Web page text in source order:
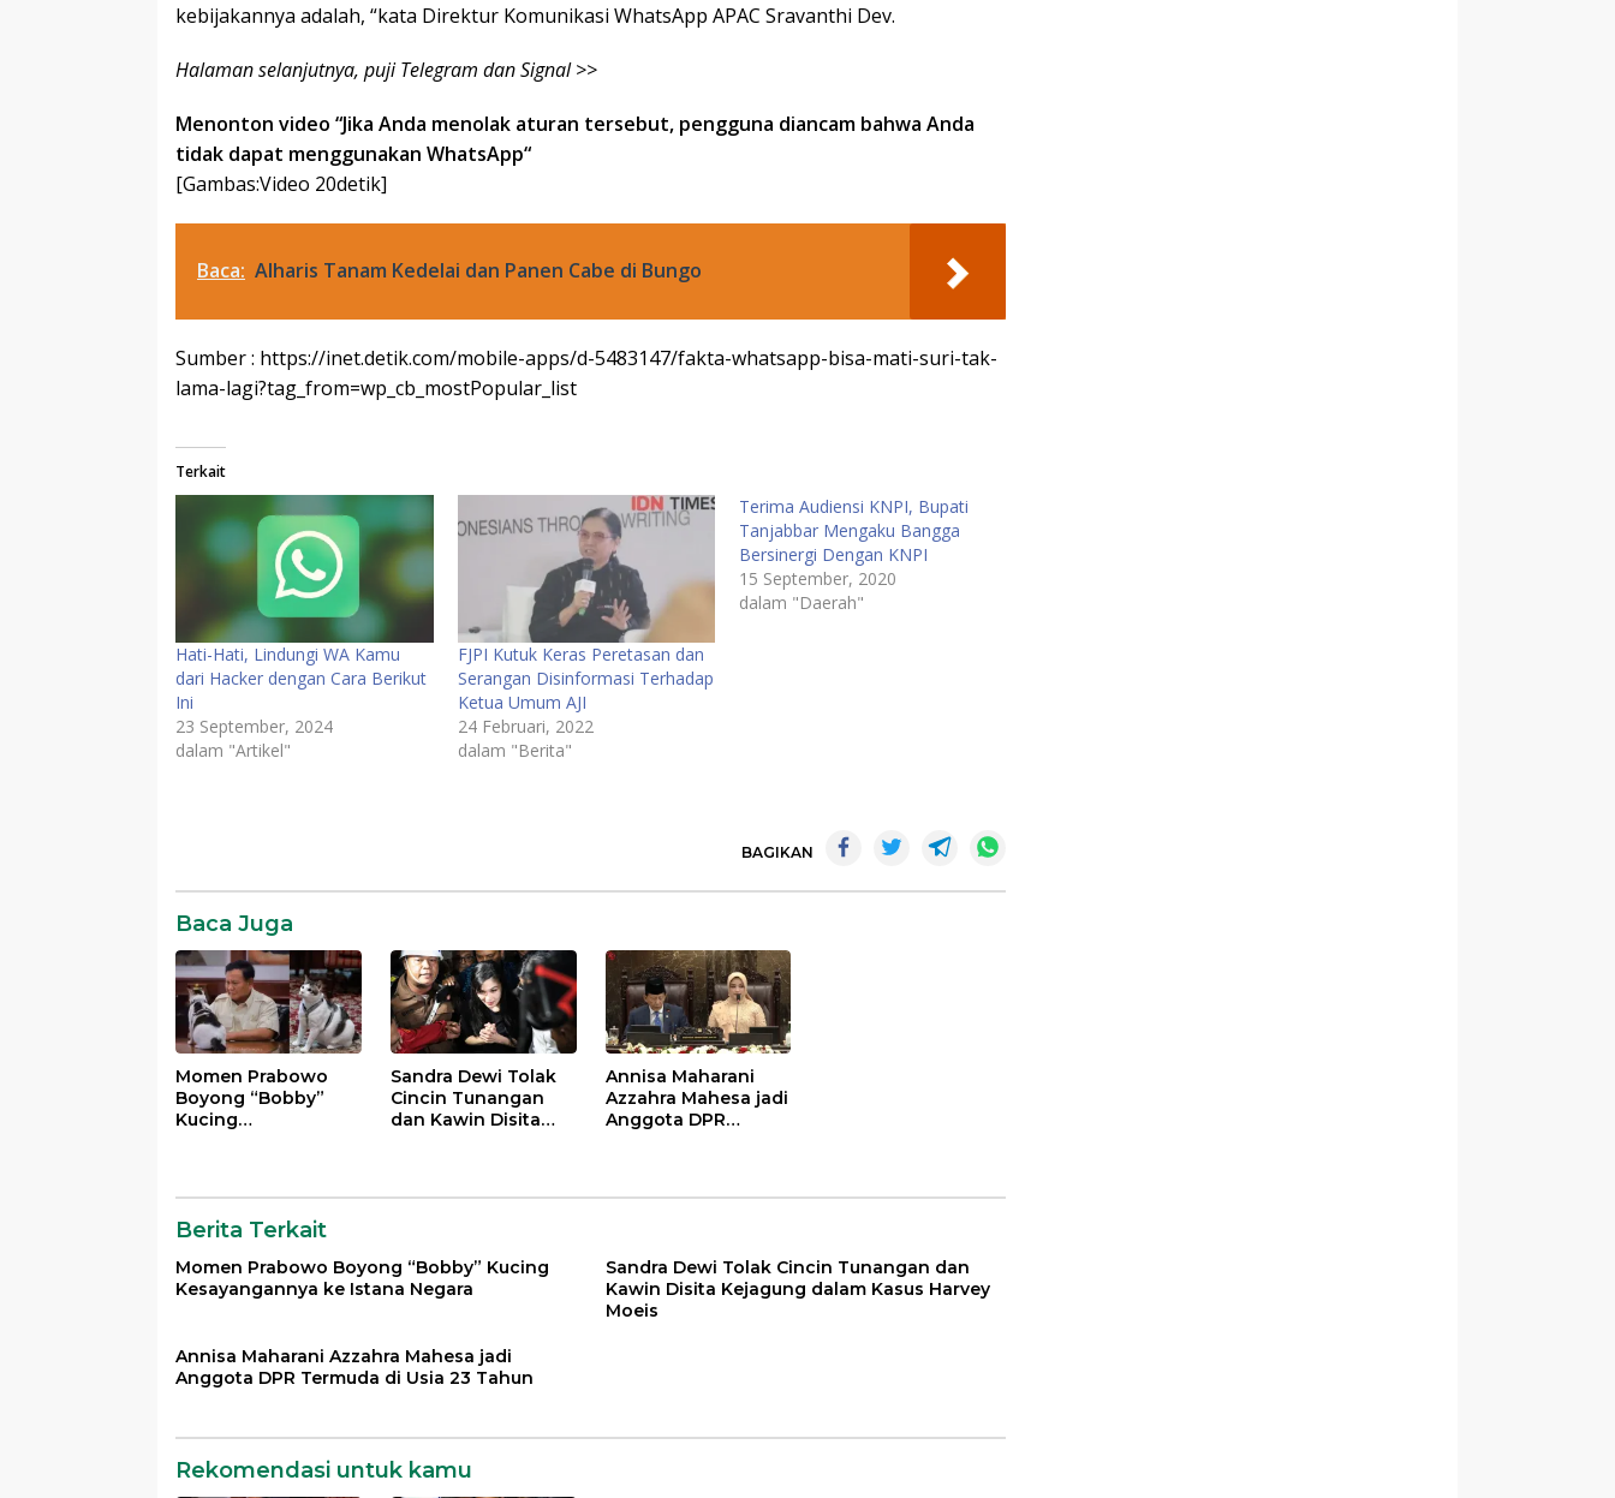
kebijakannya adalah, “kata Direktur Komunikasi WhatsApp APAC Sravanthi Dev.
Halaman selanjutnya, puji Telegram dan Signal >>
Menonton video “Jika Anda menolak aturan tersebut, pengguna diancam bahwa Anda
tidak dapat menggunakan WhatsApp“
[Gambas:Video 20detik]
Baca: Alharis Tanam Kedelai dan Panen Cabe di Bungo
Sumber : https://inet.detik.com/mobile-apps/d-5483147/fakta-whatsapp-bisa-mati-suri-tak-
lama-lagi?tag_from=wp_cb_mostPopular_list
Terkait
Hati-Hati, Lindungi WA Kamu
dari Hacker dengan Cara Berikut
Ini
23 September, 2024
dalam "Artikel"
FJPI Kutuk Keras Peretasan dan
Serangan Disinformasi Terhadap
Ketua Umum AJI
24 Februari, 2022
dalam "Berita"
Terima Audiensi KNPI, Bupati
Tanjabbar Mengaku Bangga
Bersinergi Dengan KNPI
15 September, 2020
dalam "Daerah"
BAGIKAN
Baca Juga
Momen Prabowo
Boyong “Bobby”
Kucing
Sandra Dewi Tolak
Cincin Tunangan
dan Kawin Disita
Annisa Maharani
Azzahra Mahesa jadi
Anggota DPR
Berita Terkait
Momen Prabowo Boyong “Bobby” Kucing
Kesayangannya ke Istana Negara
Sandra Dewi Tolak Cincin Tunangan dan
Kawin Disita Kejagung dalam Kasus Harvey
Moeis
Annisa Maharani Azzahra Mahesa jadi
Anggota DPR Termuda di Usia 23 Tahun
Rekomendasi untuk kamu